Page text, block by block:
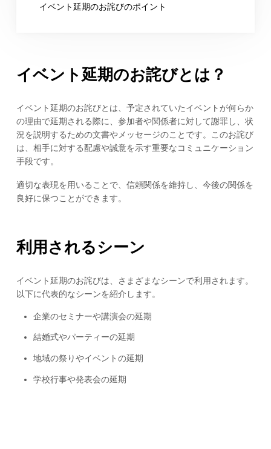
イベント延期のお詫びのポイント
イベント延期のお詫びとは？
イベント延期のお詫びとは、予定されていたイベントが何らか
の理由で延期される際に、参加者や関係者に対して謝罪し、状
況を説明するための文書やメッセージのことです。このお詫び
は、相手に対する配慮や誠意を示す重要なコミュニケーション
手段です。
適切な表現を用いることで、信頼関係を維持し、今後の関係を
良好に保つことができます。
利用されるシーン
イベント延期のお詫びは、さまざまなシーンで利用されます。
以下に代表的なシーンを紹介します。
企業のセミナーや講演会の延期
結婚式やパーティーの延期
地域の祭りやイベントの延期
学校行事や発表会の延期